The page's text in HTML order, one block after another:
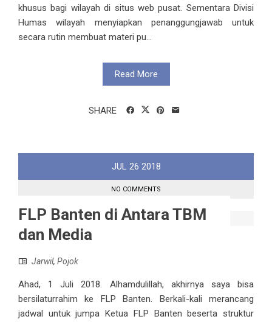
khusus bagi wilayah di situs web pusat. Sementara Divisi
Humas wilayah menyiapkan penanggungjawab untuk
secara rutin membuat materi pu...
Read More
SHARE
JUL 26 2018
NO COMMENTS
FLP Banten di Antara TBM
dan Media
Jarwil, Pojok
Ahad, 1 Juli 2018. Alhamdulillah, akhirnya saya bisa
bersilaturrahim ke FLP Banten. Berkali-kali merancang
jadwal untuk jumpa Ketua FLP Banten beserta struktur